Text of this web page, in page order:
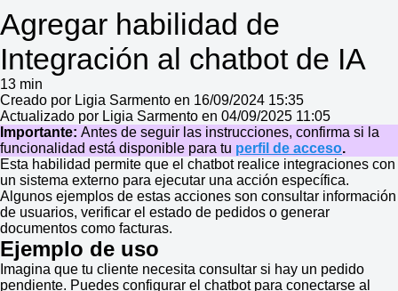
Agregar habilidad de
Integración al chatbot de IA
13 min
Creado por Ligia Sarmento en 16/09/2024 15:35
Actualizado por Ligia Sarmento en 04/09/2025 11:05
Importante: Antes de seguir las instrucciones, confirma si la
funcionalidad está disponible para tu perfil de acceso.
Esta habilidad permite que el chatbot realice integraciones con
un sistema externo para ejecutar una acción específica.
Algunos ejemplos de estas acciones son consultar información
de usuarios, verificar el estado de pedidos o generar
documentos como facturas.
Ejemplo de uso
Imagina que tu cliente necesita consultar si hay un pedido
pendiente. Puedes configurar el chatbot para conectarse al